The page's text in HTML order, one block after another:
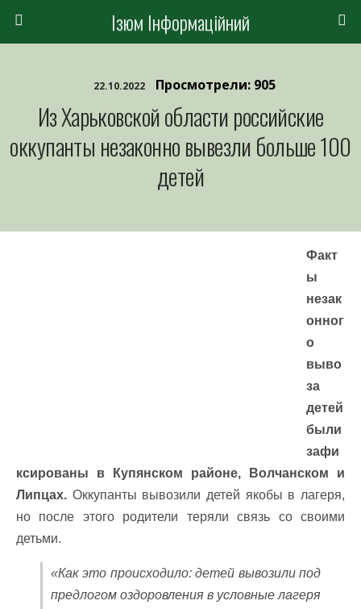
Ізюм Інформаційний
22.10.2022 Просмотрели: 905
Из Харьковской области российские
оккупанты незаконно вывезли больше 100
детей
Факт
ы
незак
онног
о
выво
за
детей
были
зафи
ксированы в Купянском районе, Волчанском и
Липцах. Оккупанты вывозили детей якобы в лагеря,
но после этого родители теряли связь со своими
детьми.
«Как это происходило: детей вывозили под
предлогом оздоровления в условные лагеря